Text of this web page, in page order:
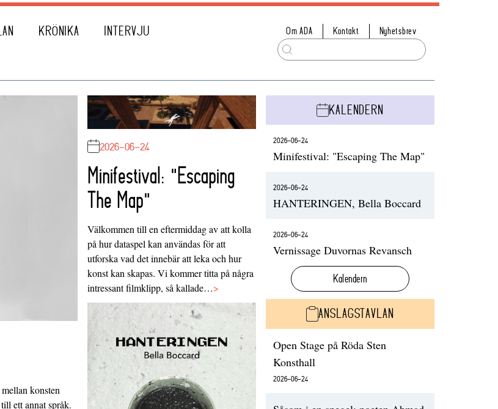
KRÖNIKA INTERVJU Om ADA Kontakt Nyhetsbrev
konsten
ett annat språk.
2026-06-24
Minifestival: "Escaping
The Map"
Välkommen till en eftermiddag av att kolla
på hur dataspel kan användas för att
utforska vad det innebär att leka och hur
konst kan skapas. Vi kommer titta på några
intressant filmklipp, så kallade…>
KALENDERN
2026-06-24
Minifestival: "Escaping The Map"
2026-06-24
HANTERINGEN, Bella Boccard
2026-06-24
Vernissage Duvornas Revansch
Kalendern
ANSLAGSTAVLAN
Open Stage på Röda Sten
Konsthall
2026-06-24